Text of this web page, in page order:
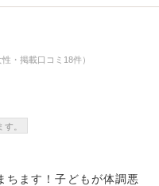
・掲載口コミ18件）
。
ちます！子どもが体調悪